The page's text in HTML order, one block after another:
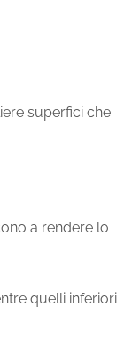
superfici che
a rendere lo
quelli inferiori